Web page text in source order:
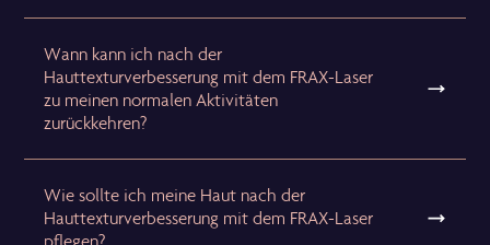
Wann kann ich nach der
Hauttexturverbesserung mit dem FRAX-Laser
zu meinen normalen Aktivitäten
zurückkehren?
Wie sollte ich meine Haut nach der
Hauttexturverbesserung mit dem FRAX-Laser
pflegen?